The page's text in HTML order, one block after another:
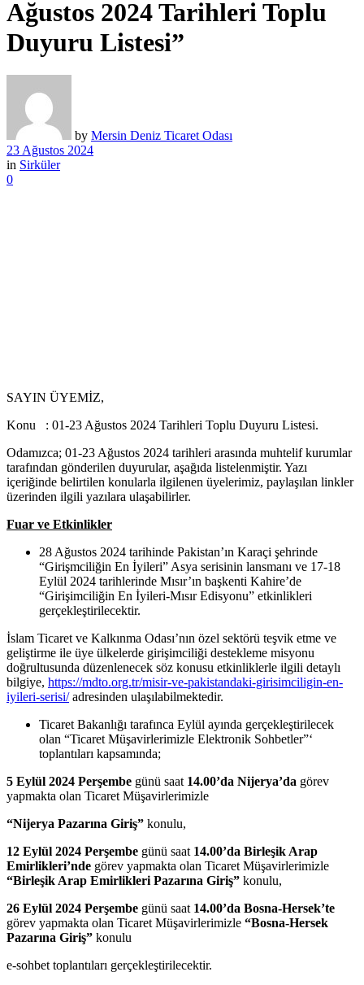
Ağustos 2024 Tarihleri Toplu
Duyuru Listesi”
by Mersin Deniz Ticaret Odası
23 Ağustos 2024
in Sirküler
0
SAYIN ÜYEMİZ,
Konu : 01-23 Ağustos 2024 Tarihleri Toplu Duyuru Listesi.
Odamızca; 01-23 Ağustos 2024 tarihleri arasında muhtelif kurumlar
tarafından gönderilen duyurular, aşağıda listelenmiştir. Yazı
içeriğinde belirtilen konularla ilgilenen üyelerimiz, paylaşılan linkler
üzerinden ilgili yazılara ulaşabilirler.
Fuar ve Etkinlikler
28 Ağustos 2024 tarihinde Pakistan’ın Karaçi şehrinde
“Girişmciliğin En İyileri” Asya serisinin lansmanı ve 17-18
Eylül 2024 tarihlerinde Mısır’ın başkenti Kahire’de
“Girişimciliğin En İyileri-Mısır Edisyonu” etkinlikleri
gerçekleştirilecektir.
İslam Ticaret ve Kalkınma Odası’nın özel sektörü teşvik etme ve
geliştirme ile üye ülkelerde girişimciliği destekleme misyonu
doğrultusunda düzenlenecek söz konusu etkinliklerle ilgili detaylı
bilgiye, https://mdto.org.tr/misir-ve-pakistandaki-girisimciligin-en-
iyileri-serisi/adresinden ulaşılabilmektedir.
Ticaret Bakanlığı tarafınca Eylül ayında gerçekleştirilecek
olan “Ticaret Müşavirlerimizle Elektronik Sohbetler”‘
toplantıları kapsamında;
5 Eylül 2024 Perşembe günü saat 14.00’da Nijerya’da görev
yapmakta olan Ticaret Müşavirlerimizle
“Nijerya Pazarına Giriş” konulu,
12 Eylül 2024 Perşembe günü saat 14.00’da Birleşik Arap
Emirlikleri’nde görev yapmakta olan Ticaret Müşavirlerimizle
“Birleşik Arap Emirlikleri Pazarına Giriş” konulu,
26 Eylül 2024 Perşembe günü saat 14.00’da Bosna-Hersek’te
görev yapmakta olan Ticaret Müşavirlerimizle “Bosna-Hersek
Pazarına Giriş” konulu
e-sohbet toplantıları gerçekleştirilecektir.